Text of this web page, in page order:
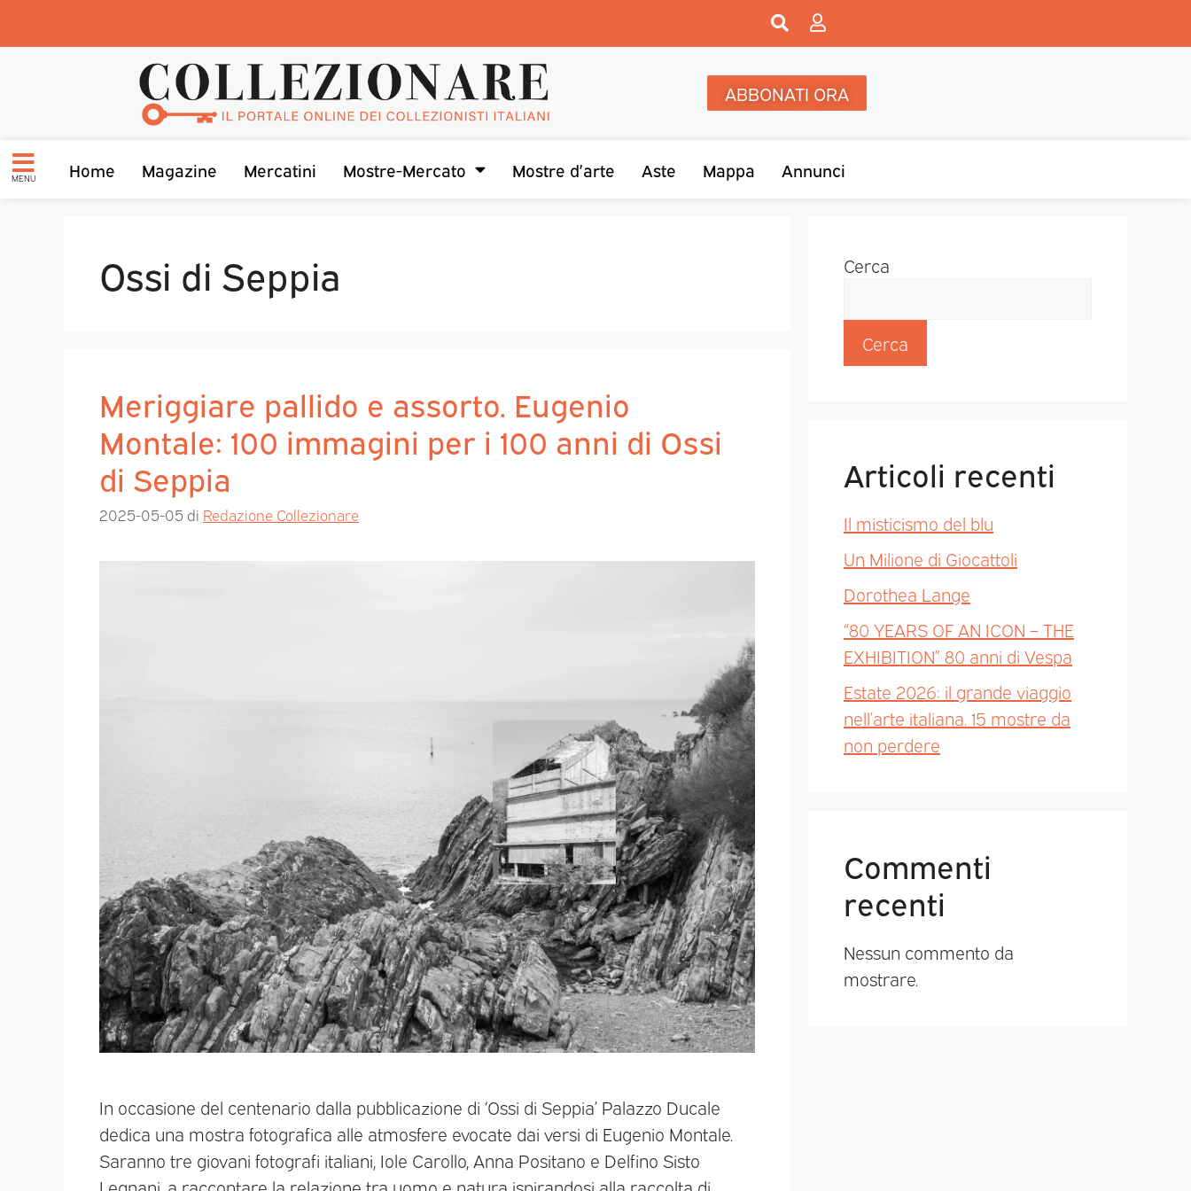
ABBONATI ORA
MENU Home Magazine Mercatini Mostre-Mercato Mostre d’arte Aste Mappa Annunci
Ossi di Seppia
Meriggiare pallido e assorto. Eugenio
Montale: 100 immagini per i 100 anni di Ossi
di Seppia
2025-05-05 di Redazione Collezionare
In occasione del centenario dalla pubblicazione di ‘Ossi di Seppia’ Palazzo Ducale
dedica una mostra fotografica alle atmosfere evocate dai versi di Eugenio Montale.
Saranno tre giovani fotografi italiani, Iole Carollo, Anna Positano e Delfino Sisto
Cerca
Cerca
Articoli recenti
Il misticismo del blu
Un Milione di Giocattoli
Dorothea Lange
“80 YEARS OF AN ICON – THE
EXHIBITION” 80 anni di Vespa
Estate 2026: il grande viaggio
nell’arte italiana. 15 mostre da
non perdere
Commenti
recenti
Nessun commento da
mostrare.